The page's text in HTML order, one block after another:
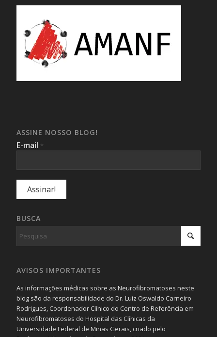
ASSINE NOSSO BLOG!
E-mail *
BUSCA
AVISOS IMPORTANTES
As informações médicas sobre as Neurofibromatoses neste
blog são da responsabilidade do Dr. Luiz Oswaldo Carneiro
Rodrigues, Coordenador Clínico do Centro de Referência em
Neurofibromatoses do Hospital das Clínicas da
Universidade Federal de Minas Gerais, criado pelo